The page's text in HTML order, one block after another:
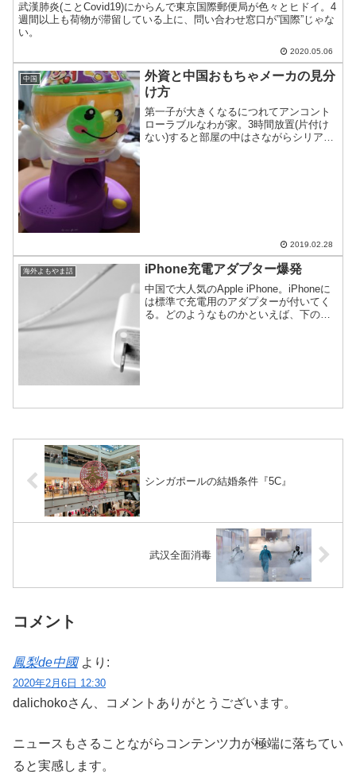
武漢肺炎(ことCovid19)にからんで東京国際郵便局が色々とヒドイ。4
週間以上も荷物が滞留している上に、問い合わせ窓口が”国際”じゃな
い。
2020.05.06
中国
外資と中国おもちゃメーカの見分
け方
第一子が大きくなるにつれてアンコント
ローラブルなわが家。3時間放置(片付け
ない)すると部屋の中はさながらシリア状
2019.02.28
海外よもやま話 iPhone充電アダプター爆発
中国で大人気のApple iPhone。iPhoneに
は標準で充電用のアダプターが付いてく
る。どのようなものかといえば、下の写
シンガポールの結婚条件『5C』
武汉全面消毒
コメント
鳳梨de中國 より:
2020年2月6日 12:30
dalichokoさん、コメントありがとうございます。
ニュースもさることながらコンテンツ力が極端に落ちてい
ると実感します。